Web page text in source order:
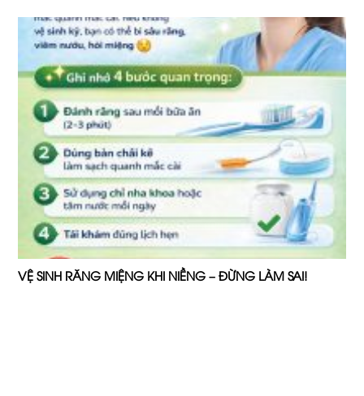
VỆ SINH RĂNG MIỆNG KHI NIỀNG – ĐỪNG LÀM SAI!